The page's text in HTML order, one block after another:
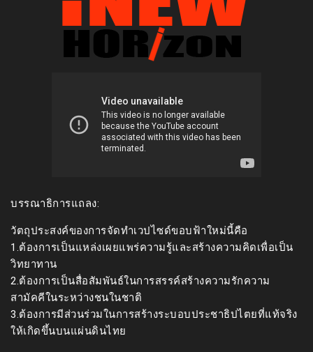
บรรณาธิการแถลง:
วัตถุประสงค์ของการจัดทำเวปไซด์ขอบฟ้าใหม่นี้คือ
1.ต้องการเป็นแหล่งเผยแพร่ความรู้และสร้างความคิดเพื่อเป็น
วิทยาทาน
2.ต้องการเป็นสื่อสัมพันธ์ในการสรรค์สร้างความรักความ
สามัคคีในระหว่างชนในชาติ
3.ต้องการมีส่วนร่วมในการสร้างระบอบประชาธิปไตยที่แท้จริง
ให้เกิดขึ้นบนแผ่นดินไทย